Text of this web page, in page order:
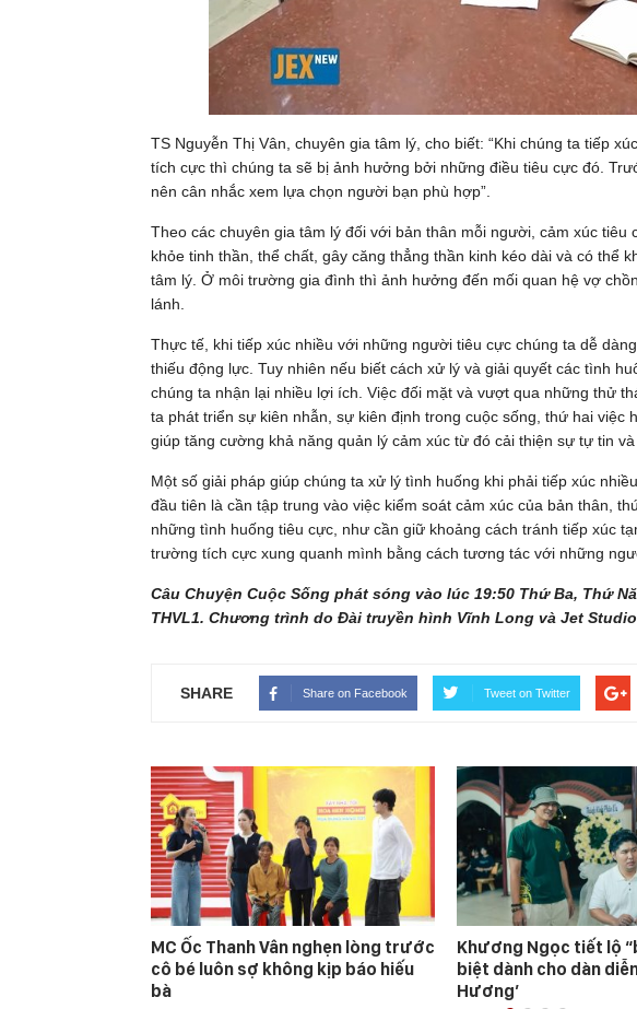
TS Nguyễn Thị Vân, chuyên gia tâm lý, cho biết: “Khi chúng ta tiếp
tích cực thì chúng ta sẽ bị ảnh hưởng bởi những điều tiêu cực đó.
nên cân nhắc xem lựa chọn người bạn phù hợp”.
Theo các chuyên gia tâm lý đối với bản thân mỗi người, cảm xúc
khỏe tinh thần, thể chất, gây căng thẳng thần kinh kéo dài và có thể
tâm lý. Ở môi trường gia đình thì ảnh hưởng đến mối quan hệ vợ
lánh.
Thực tế, khi tiếp xúc nhiều với những người tiêu cực chúng ta dễ
thiếu động lực. Tuy nhiên nếu biết cách xử lý và giải quyết các tình
chúng ta nhận lại nhiều lợi ích. Việc đối mặt và vượt qua những thử
ta phát triển sự kiên nhẫn, sự kiên định trong cuộc sống, thứ hai việc
giúp tăng cường khả năng quản lý cảm xúc từ đó cải thiện sự tự tin
Một số giải pháp giúp chúng ta xử lý tình huống khi phải tiếp xúc
đầu tiên là cần tập trung vào việc kiểm soát cảm xúc của bản thân,
những tình huống tiêu cực, như cần giữ khoảng cách tránh tiếp xúc
trường tích cực xung quanh mình bằng cách tương tác với những
Câu Chuyện Cuộc Sống phát sóng vào lúc 19:50 Thứ Ba, Thứ
THVL1. Chương trình do Đài truyền hình Vĩnh Long và Jet
SHARE Share on Facebook Tweet on Twitter
MC Ốc Thanh Vân nghẹn lòng trước
cô bé luôn sợ không kịp báo hiếu
bà
Khương Ngọc tiết lộ
biệt dành cho dàn
Hương’